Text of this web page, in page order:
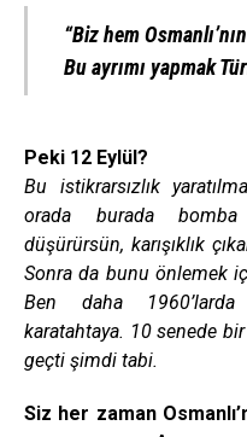
“Biz hem
Bu ayrımı yapmak
Peki 12 Eylül?
Bu istikrarsızlık
orada burada
düşürürsün, karışıklık
Sonra da bunu önlemek
Ben daha
karatahtaya. 10 senede
geçti şimdi tabi.
Siz her zaman